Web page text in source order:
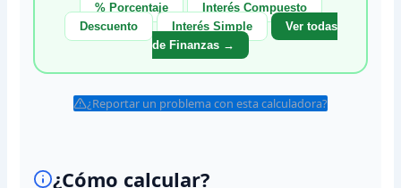
% Porcentaje
Interés Compuesto
Descuento
Interés Simple
Ver todas
de Finanzas →
¿Reportar un problema con esta calculadora?
¿Cómo calcular?